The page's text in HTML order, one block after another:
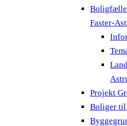
Faster-
Projekt
Boliger til